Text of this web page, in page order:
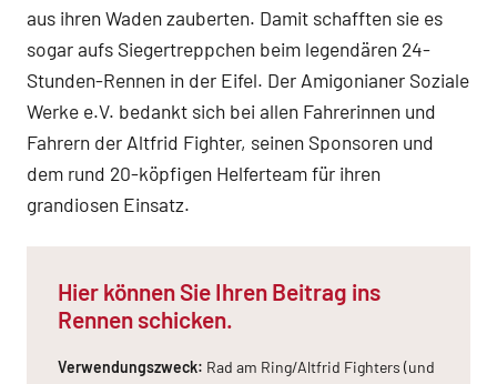
aus ihren Waden zauberten. Damit schafften sie es
sogar aufs Siegertreppchen beim legendären 24-
Stunden-Rennen in der Eifel. Der Amigonianer Soziale
Werke e.V. bedankt sich bei allen Fahrerinnen und
Fahrern der Altfrid Fighter, seinen Sponsoren und
dem rund 20-köpfigen Helferteam für ihren
grandiosen Einsatz.
Hier können Sie Ihren Beitrag ins
Rennen schicken.
Verwendungszweck: Rad am Ring/Altfrid Fighters (und